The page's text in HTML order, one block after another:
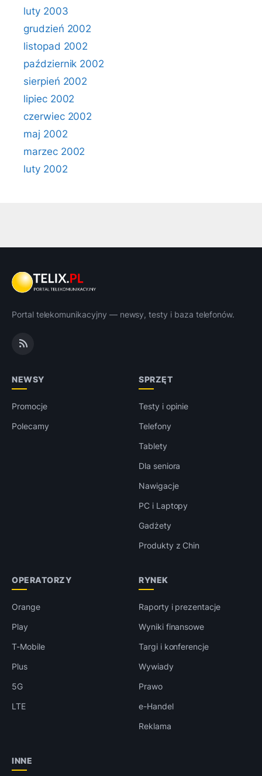
luty 2003
grudzień 2002
listopad 2002
październik 2002
sierpień 2002
lipiec 2002
czerwiec 2002
maj 2002
marzec 2002
luty 2002
Portal telekomunikacyjny — newsy, testy i baza telefonów.
NEWSY
Promocje
Polecamy
SPRZĘT
Testy i opinie
Telefony
Tablety
Dla seniora
Nawigacje
PC i Laptopy
Gadżety
Produkty z Chin
OPERATORZY
Orange
Play
T-Mobile
Plus
5G
LTE
RYNEK
Raporty i prezentacje
Wyniki finansowe
Targi i konferencje
Wywiady
Prawo
e-Handel
Reklama
INNE